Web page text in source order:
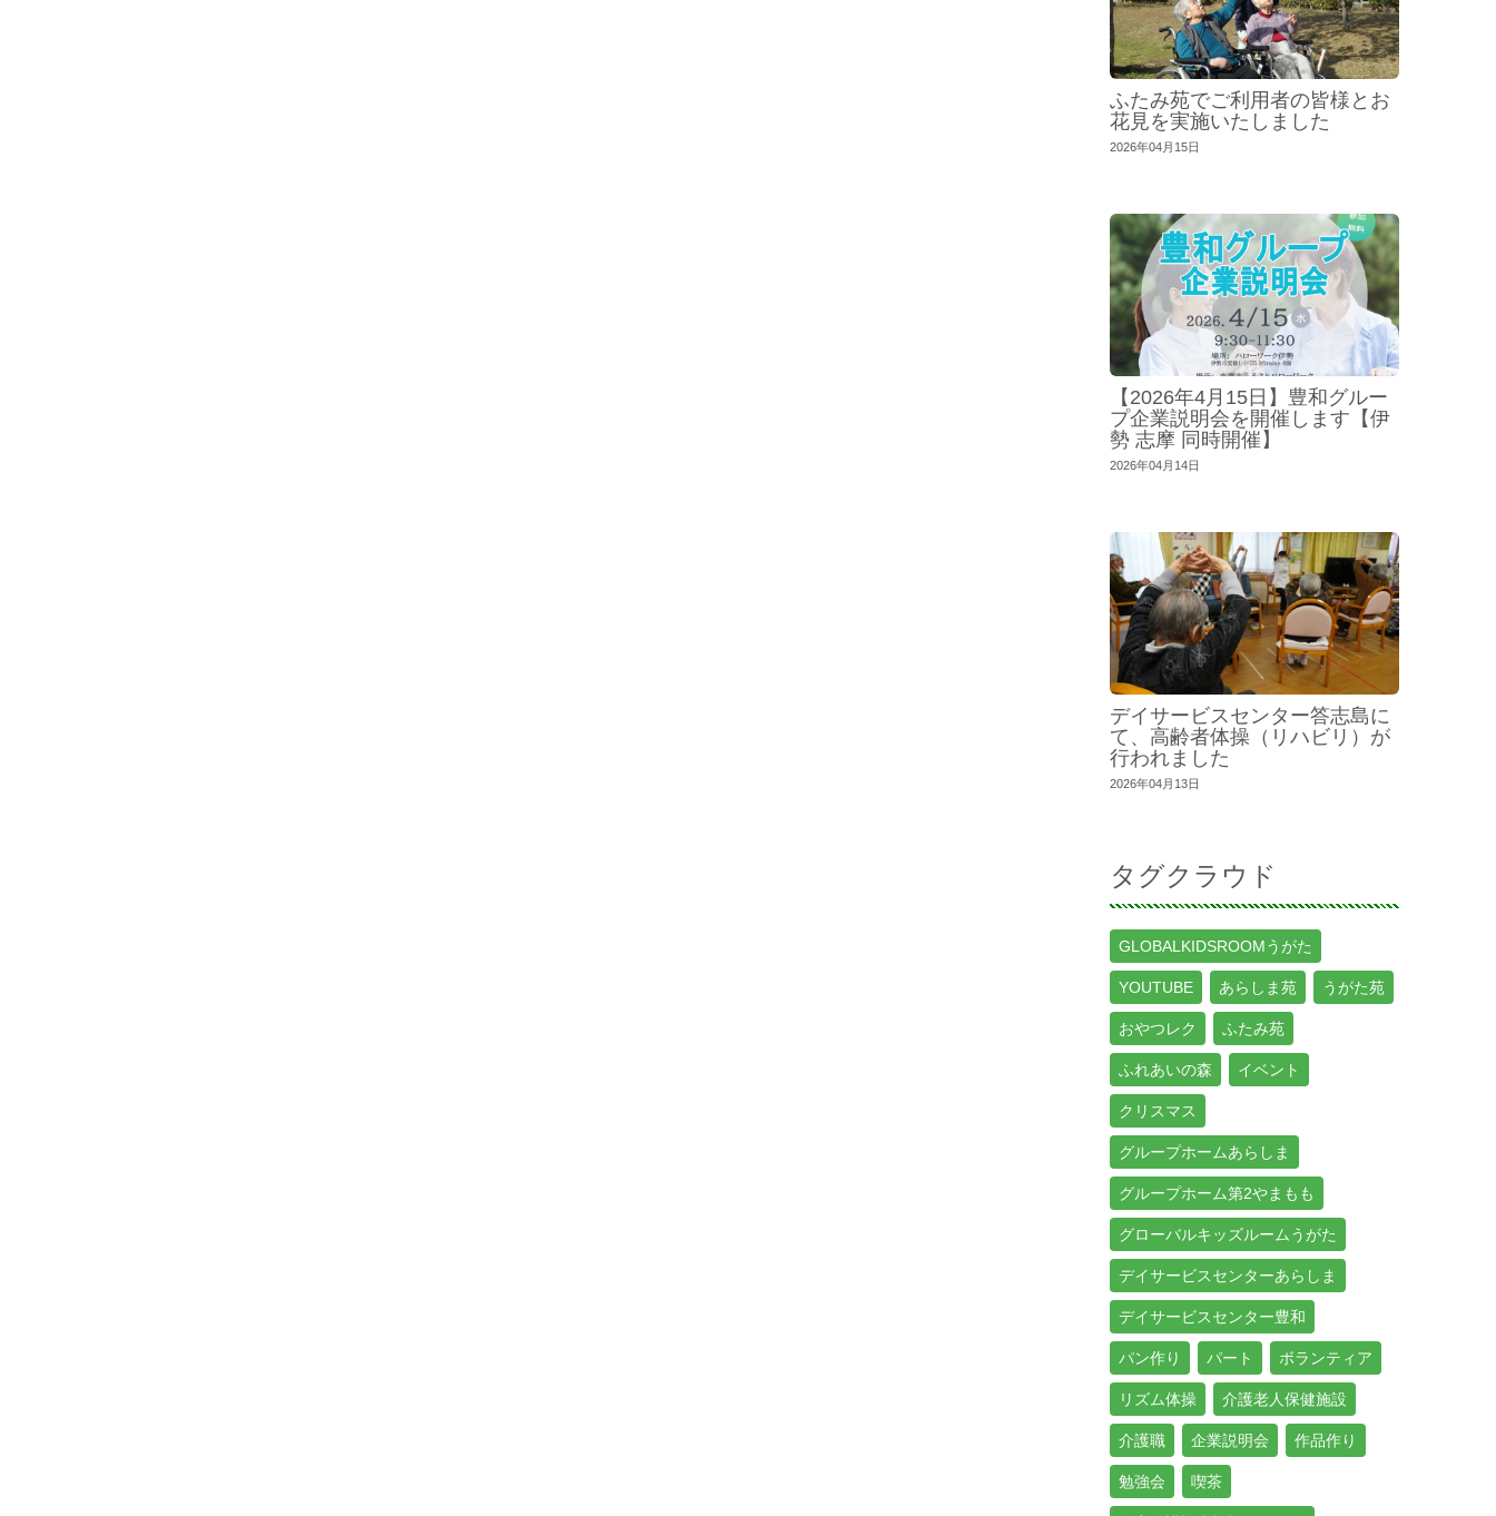
ふたみ苑でご利用者の皆様とお
花見を実施いたしました
2026年04月15日
【2026年4月15日】豊和グルー
プ企業説明会を開催します【伊
勢 志摩 同時開催】
2026年04月14日
デイサービスセンター答志島に
て、高齢者体操（リハビリ）が
行われました
2026年04月13日
タグクラウド
GLOBALKIDSROOMうがた
YOUTUBE あらしま苑 うがた苑
おやつレク ふたみ苑
ふれあいの森 イベント
クリスマス
グループホームあらしま
グループホーム第2やまもも
グローバルキッズルームうがた
デイサービスセンターあらしま
デイサービスセンター豊和
パン作り パート ボランティア
リズム体操 介護老人保健施設
介護職 企業説明会 作品作り
勉強会 喫茶